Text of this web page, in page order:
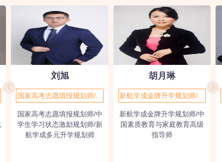
刘旭
国家高考志愿填报规划师/中
航学成多元升学规划师
国家高考志愿填报规划师/中
学生学习状态激励规划师/新
航学成多元升学规划师
胡月琳
新航学成金牌升学规划师/中
指导师
新航学成金牌升学规划师/中
国素质教育与家庭教育高级
指导师